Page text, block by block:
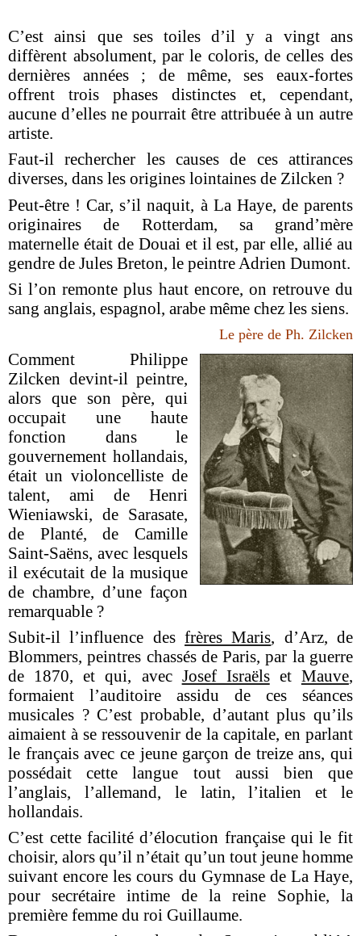
C’est ainsi que ses toiles d’il y a vingt ans
diffèrent absolument, par le coloris, de celles des
dernières années ; de même, ses eaux-fortes
offrent trois phases distinctes et, cependant,
aucune d’elles ne pourrait être attribuée à un autre
artiste.
Faut-il rechercher les causes de ces attirances
diverses, dans les origines lointaines de Zilcken ?
Peut-être ! Car, s’il naquit, à La Haye, de parents
originaires de Rotterdam, sa grand’mère
maternelle était de Douai et il est, par elle, allié au
gendre de Jules Breton, le peintre Adrien Dumont.
Si l’on remonte plus haut encore, on retrouve du
sang anglais, espagnol, arabe même chez les siens.
Le père de Ph. Zilcken
Comment Philippe
Zilcken devint-il peintre,
alors que son père, qui
occupait une haute
fonction dans le
gouvernement hollandais,
était un violoncelliste de
talent, ami de Henri
Wieniawski, de Sarasate,
de Planté, de Camille
Saint-Saëns, avec lesquels
il exécutait de la musique
de chambre, d’une façon
remarquable ?
Subit-il l’influence des frères Maris, d’Arz, de
Blommers, peintres chassés de Paris, par la guerre
de 1870, et qui, avec Josef Israëlset Mauve,
formaient l’auditoire assidu de ces séances
musicales ? C’est probable, d’autant plus qu’ils
aimaient à se ressouvenir de la capitale, en parlant
le français avec ce jeune garçon de treize ans, qui
possédait cette langue tout aussi bien que
l’anglais, l’allemand, le latin, l’italien et le
hollandais.
C’est cette facilité d’élocution française qui le fit
choisir, alors qu’il n’était qu’un tout jeune homme
suivant encore les cours du Gymnase de La Haye,
pour secrétaire intime de la reine Sophie, la
première femme du roi Guillaume.